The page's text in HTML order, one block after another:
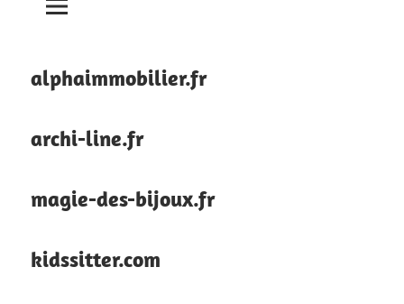
alphaimmobilier.fr
archi-line.fr
magie-des-bijoux.fr
kidssitter.com